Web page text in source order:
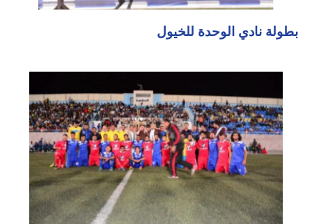
بطولة نادي الوحدة للخيول